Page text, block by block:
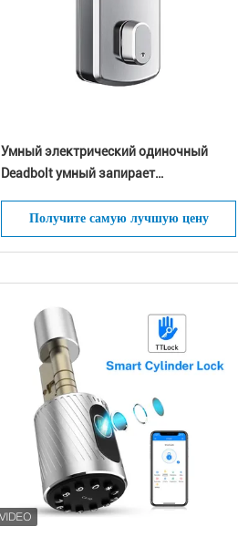
Умный электрический одиночный
Deadbolt умный запирает
цифров WiFi
Получите самую лучшую цену
Оставьте